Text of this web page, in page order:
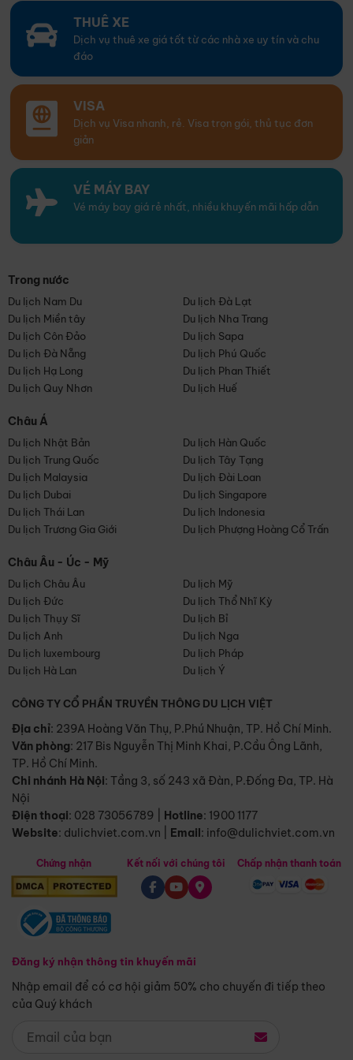
THUÊ XE
Dịch vụ thuê xe giá tốt từ các nhà xe uy tín và chu
đáo
VISA
Dịch vụ Visa nhanh, rẻ. Visa trọn gói, thủ tục đơn
giản
VÉ MÁY BAY
Vé máy bay giá rẻ nhất, nhiều khuyến mãi hấp dẫn
Trong nước
Du lịch Nam Du
Du lịch Đà Lạt
Du lịch Miền tây
Du lịch Nha Trang
Du lịch Côn Đảo
Du lịch Sapa
Du lịch Đà Nẵng
Du lịch Phú Quốc
Du lịch Hạ Long
Du lịch Phan Thiết
Du lịch Quy Nhơn
Du lịch Huế
Châu Á
Du lịch Nhật Bản
Du lịch Hàn Quốc
Du lịch Trung Quốc
Du lịch Tây Tạng
Du lịch Malaysia
Du lịch Đài Loan
Du lịch Dubai
Du lịch Singapore
Du lịch Thái Lan
Du lịch Indonesia
Du lịch Trương Gia Giới
Du lịch Phượng Hoàng Cổ Trấn
Châu Âu - Úc - Mỹ
Du lịch Châu Âu
Du lịch Mỹ
Du lịch Đức
Du lịch Thổ Nhĩ Kỳ
Du lịch Thụy Sĩ
Du lịch Bỉ
Du lịch Anh
Du lịch Nga
Du lịch luxembourg
Du lịch Pháp
Du lịch Hà Lan
Du lịch Ý
CÔNG TY CỔ PHẦN TRUYỀN THÔNG DU LỊCH VIỆT
Địa chỉ: 239A Hoàng Văn Thụ, P.Phú Nhuận, TP. Hồ Chí Minh.
Văn phòng: 217 Bis Nguyễn Thị Minh Khai, P.Cầu Ông Lãnh,
TP. Hồ Chí Minh.
Chi nhánh Hà Nội: Tầng 3, số 243 xã Đàn, P.Đống Đa, TP. Hà
Nội
Điện thoại: 028 73056789 Hotline: 1900 1177
Website: dulichviet.com.vn Email: info@dulichviet.com.vn
Chứng nhận
Đăng ký nhận thông tin khuyến mãi
Nhập email để có cơ hội giảm 50% cho chuyến đi tiếp theo
của Quý khách
Kết nối với chúng tôi Chấp nhận thanh toán